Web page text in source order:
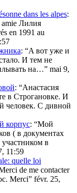
dans les alpes:
amie Лилия
en 1991 au
: “A вот уже и
И тем не
на…” mai 9,
: “Анастасия
в Строгановке. И
человек. С дивной
корпус: “Мой
( в документах
в
11:59
quelle loi
de me contacter
Merci” févr. 25,